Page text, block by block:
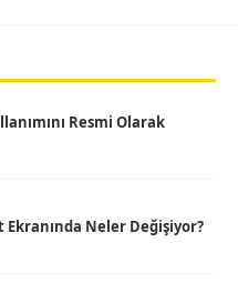
Resmi Olarak
Ekranında Neler Değişiyor?